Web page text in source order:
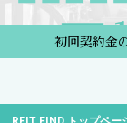
初回契約金